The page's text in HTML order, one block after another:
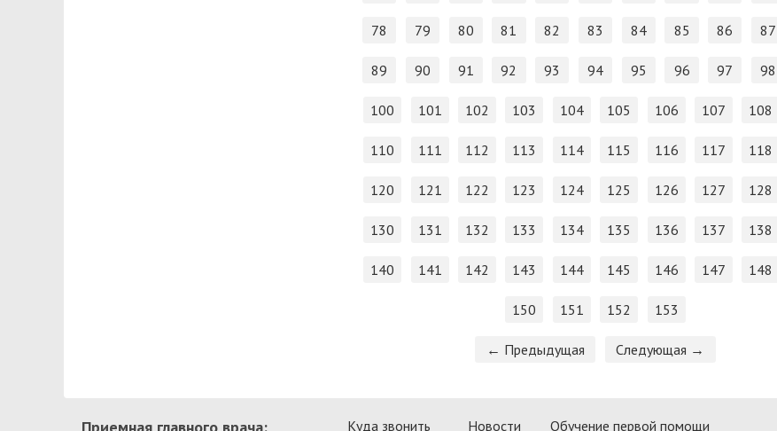
78 79 80 81 82 83 84 85 86 87
89 90 91 92 93 94 95 96 97 98
100 101 102 103 104 105 106 107 108
110 111 112 113 114 115 116 117 118
120 121 122 123 124 125 126 127 128
130 131 132 133 134 135 136 137 138
140 141 142 143 144 145 146 147 148
150 151 152 153
← Предыдущая Следующая →
Куда звонить Новости Обучение первой помощи